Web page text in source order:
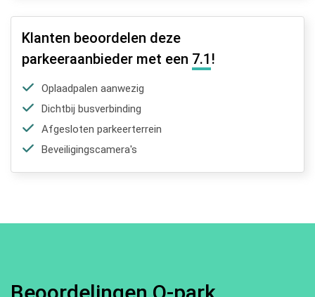
Klanten beoordelen deze
parkeeraanbieder met een 7.1 !
Oplaadpalen aanwezig
Dichtbij busverbinding
Afgesloten parkeerterrein
Beveiligingscamera's